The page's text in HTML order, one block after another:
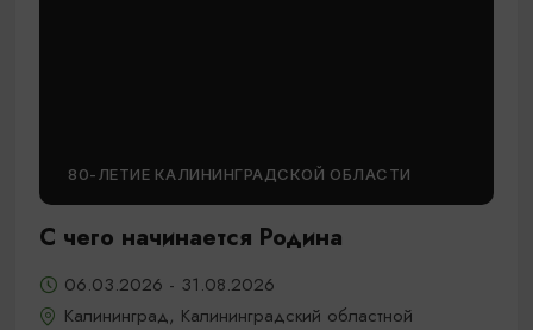
80-ЛЕТИЕ КАЛИНИНГРАДСКОЙ ОБЛАСТИ
С чего начинается Родина
06.03.2026 - 31.08.2026
Калининград, Калининградский областной